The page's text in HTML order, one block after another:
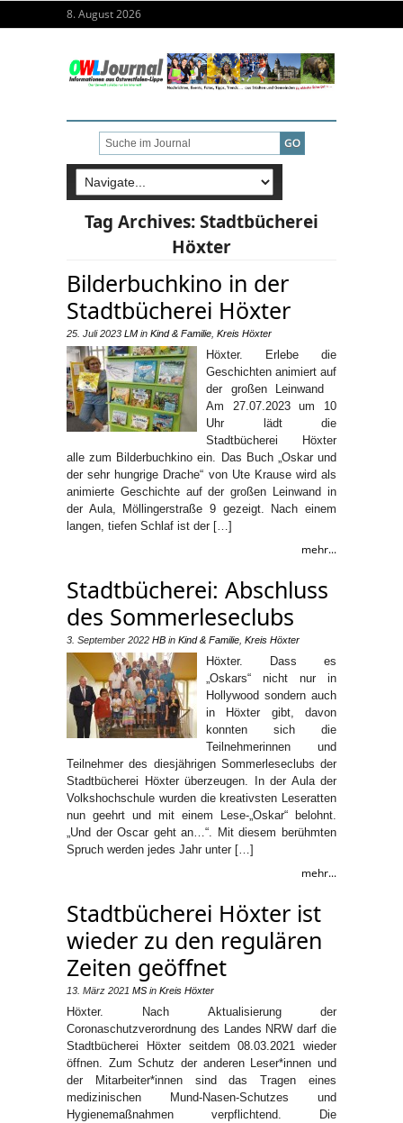
8. August 2026
Tag Archives:Stadtbücherei
Höxter
Bilderbuchkino in der
Stadtbücherei Höxter
25. Juli 2023 LM in Kind & Familie Kreis Höxter
Höxter. Erlebe die
Geschichten animiert auf
der großen Leinwand
Am 27.07.2023 um 10
Uhr lädt die
Stadtbücherei Höxter
alle zum Bilderbuchkino ein. Das Buch „Oskar und
der sehr hungrige Drache“ von Ute Krause wird als
animierte Geschichte auf der großen Leinwand in
der Aula, Möllingerstraße 9 gezeigt. Nach einem
langen, tiefen Schlaf ist der […]
mehr...
Stadtbücherei: Abschluss
des Sommerleseclubs
3. September 2022 HB in Kind & Familie Kreis Höxter
Höxter. Dass es
„Oskars“ nicht nur in
Hollywood sondern auch
in Höxter gibt, davon
konnten sich die
Teilnehmerinnen und
Teilnehmer des diesjährigen Sommerleseclubs der
Stadtbücherei Höxter überzeugen. In der Aula der
Volkshochschule wurden die kreativsten Leseratten
nun geehrt und mit einem Lese-„Oskar“ belohnt.
„Und der Oscar geht an…“. Mit diesem berühmten
Spruch werden jedes Jahr unter […]
mehr...
Stadtbücherei Höxter ist
wieder zu den regulären
Zeiten geöffnet
13. März 2021 MS in Kreis Höxter
Höxter. Nach Aktualisierung der
Coronaschutzverordnung des Landes NRW darf die
Stadtbücherei Höxter seitdem 08.03.2021 wieder
öffnen. Zum Schutz der anderen Leser*innen und
der Mitarbeiter*innen sind das Tragen eines
medizinischen Mund-Nasen-Schutzes und
Hygienemaßnahmen verpflichtend. Die